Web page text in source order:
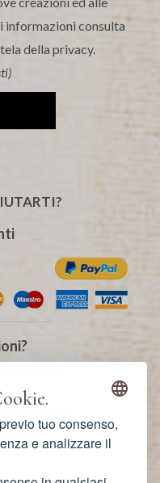
tuo consenso,
e analizzare il
informazioni consulta
della privacy.
veloce
in sicurezza.